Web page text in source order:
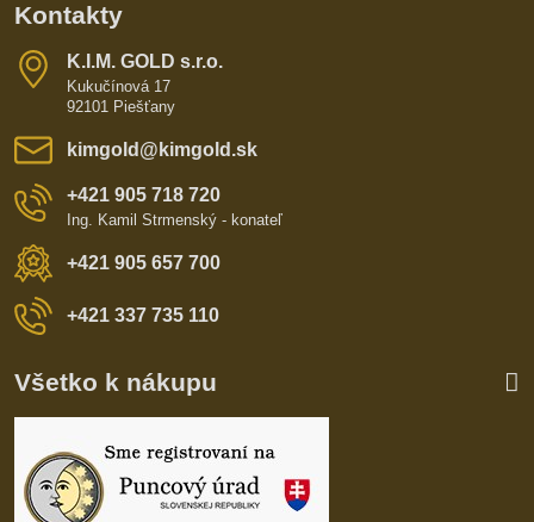
Kontakty
K​​.I​​.M​​. GOLD s​​.r​​.o​​.
Kukučínová 17
92101 Piešťany
kimgold​@kimgold​.sk
+421 905 718 720
Ing. Kamil Strmenský - konateľ
+421 905 657 700
+421 337 735 110
Všetko k nákupu